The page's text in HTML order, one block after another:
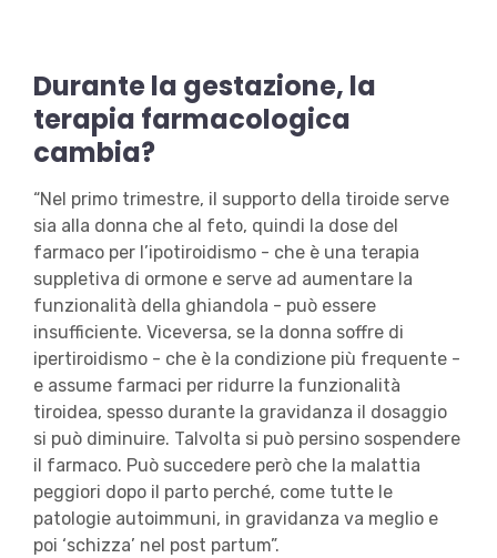
Durante la gestazione, la
terapia farmacologica
cambia?
“Nel primo trimestre, il supporto della tiroide serve
sia alla donna che al feto, quindi la dose del
farmaco per l’ipotiroidismo - che è una terapia
suppletiva di ormone e serve ad aumentare la
funzionalità della ghiandola - può essere
insufficiente. Viceversa, se la donna soffre di
ipertiroidismo - che è la condizione più frequente -
e assume farmaci per ridurre la funzionalità
tiroidea, spesso durante la gravidanza il dosaggio
si può diminuire. Talvolta si può persino sospendere
il farmaco. Può succedere però che la malattia
peggiori dopo il parto perché, come tutte le
patologie autoimmuni, in gravidanza va meglio e
poi ‘schizza’ nel post partum”.